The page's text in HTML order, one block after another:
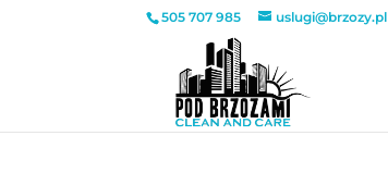
505 707 985 uslugi@brzozy.pl